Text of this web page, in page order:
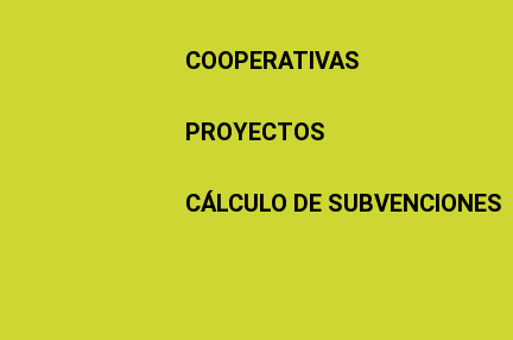
COOPERATIVAS
PROYECTOS
CÁLCULO DE SUBVENCIONES